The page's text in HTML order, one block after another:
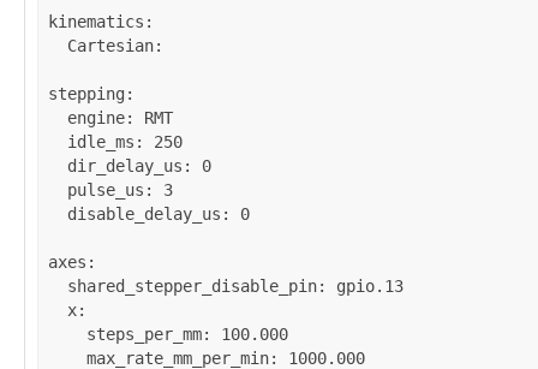
kinematics :
Cartesian:
stepping :
engine: RMT
idle_ms : 250
dir_delay_us : 0
pulse_us : 3
disable_delay_us : 0
axes :
shared_stepper_disable_pin: gpio.13
x:
steps_per_mm: 100.000
max_rate_mm_per_min: 1000.000